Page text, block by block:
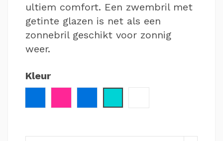
ultiem comfort. Een zwembril met
getinte glazen is net als een
zonnebril geschikt voor zonnig
weer.
Kleur